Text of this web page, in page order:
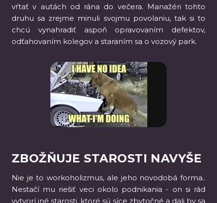
vŕtať v autách od rána do večera. Manažéri tohto
druhu sa zrejme minuli svojmu povolaniu, tak si to
chcú vynahradiť aspoň opravovaním defektov,
odťahovaním kolegov a staraním sa o vozový park.
ZBOŽŇUJE STAROSTI NAVYŠE
Nie je to workoholizmus, ale jeho novodobá forma..
Nestačí mu riešiť veci okolo podnikania - on si rád
vytvorí iné starosti, ktoré sú síce zbytočné a dali by sa